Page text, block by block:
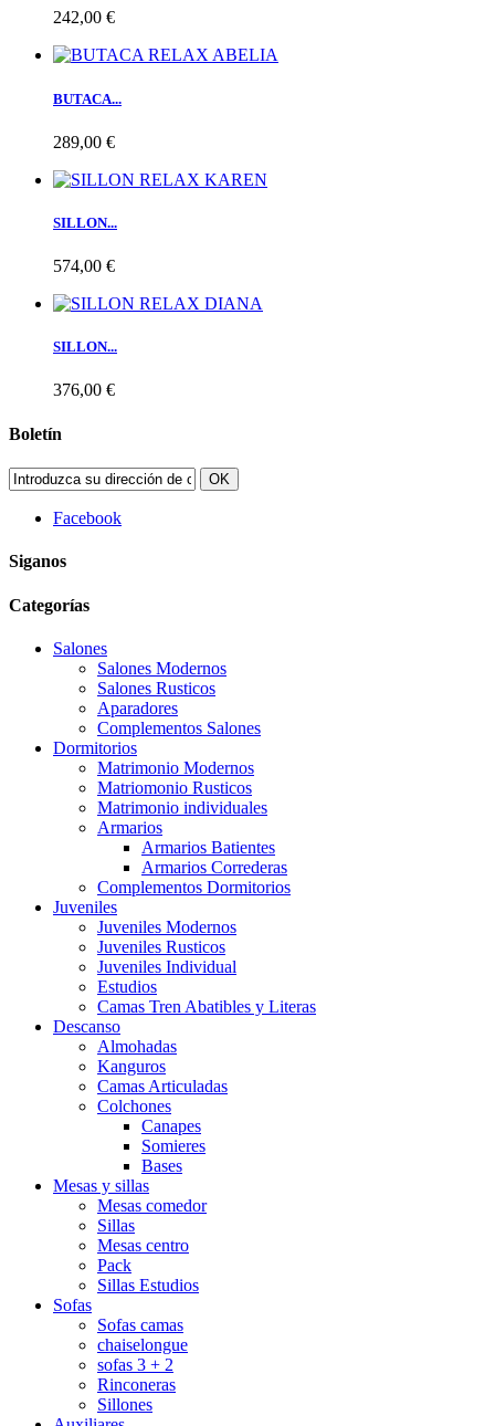
242,00 €
BUTACA...
289,00 €
SILLON...
574,00 €
SILLON...
376,00 €
Boletín
OK
Facebook
Siganos
Categorías
Salones
Salones Modernos
Salones Rusticos
Aparadores
Complementos Salones
Dormitorios
Matrimonio Modernos
Matriomonio Rusticos
Matrimonio individuales
Armarios
Armarios Batientes
Armarios Correderas
Complementos Dormitorios
Juveniles
Juveniles Modernos
Juveniles Rusticos
Juveniles Individual
Estudios
Camas Tren Abatibles y Literas
Descanso
Almohadas
Kanguros
Camas Articuladas
Colchones
Canapes
Somieres
Bases
Mesas y sillas
Mesas comedor
Sillas
Mesas centro
Pack
Sillas Estudios
Sofas
Sofas camas
chaiselongue
sofas 3 + 2
Rinconeras
Sillones